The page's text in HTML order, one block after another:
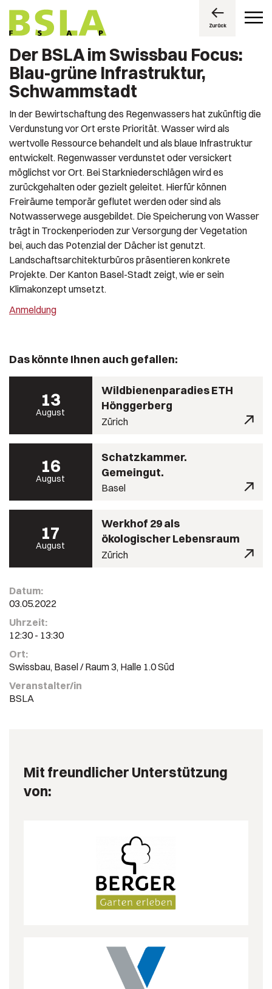
Zurück
Der BSLA im Swissbau Focus:
Blau-grüne Infrastruktur,
Schwammstadt
In der Bewirtschaftung des Regenwassers hat zukünftig die
Verdunstung vor Ort erste Priorität. Wasser wird als
wertvolle Ressource behandelt und als blaue Infrastruktur
entwickelt. Regenwasser verdunstet oder versickert
möglichst vor Ort. Bei Starkniederschlägen wird es
zurückgehalten oder gezielt geleitet. Hierfür können
Freiräume temporär geflutet werden oder sind als
Notwasserwege ausgebildet. Die Speicherung von Wasser
trägt in Trockenperioden zur Versorgung der Vegetation
bei, auch das Potenzial der Dächer ist genutzt.
Landschaftsarchitekturbüros präsentieren konkrete
Projekte. Der Kanton Basel-Stadt zeigt, wie er sein
Klimakonzept umsetzt.
Anmeldung
Das könnte Ihnen auch gefallen:
13
August
Wildbienenparadies ETH
Hönggerberg
Zürich
16
August
Schatzkammer.
Gemeingut.
Basel
17
August
Werkhof 29 als
ökologischer Lebensraum
Zürich
Datum:
03.05.2022
Uhrzeit:
12:30 - 13:30
Ort:
Swissbau, Basel / Raum 3, Halle 1.0 Süd
Veranstalter/in
BSLA
Mit freundlicher Unterstützung
von: